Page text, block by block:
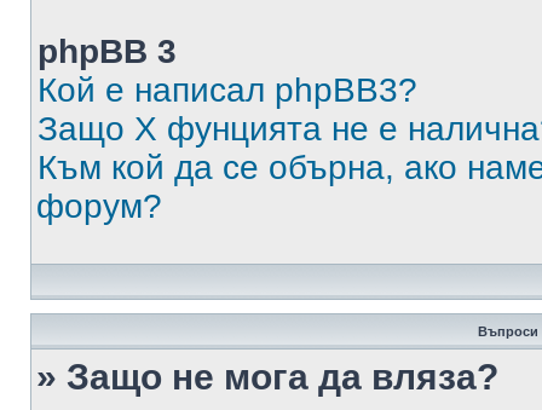
phpBB 3
Кой е написал phpBB3?
Защо X фунцията не е
Към кой да се обърна, ако
форум?
Въпроси
» Защо не мога да вляза?